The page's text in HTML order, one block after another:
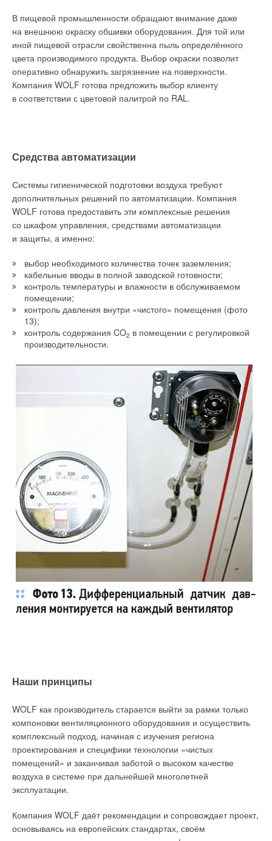
В пищевой промышленности обращают внимание даже
на внешнюю окраску обшивки оборудования. Для той или
иной пищевой отрасли свойственна пыль определённого
цвета производимого продукта. Выбор окраски позволит
оперативно обнаружить загрязнение на поверхности.
Компания WOLF готова предложить выбор клиенту
в соответствии с цветовой палитрой по RAL.
Средства автоматизации
Системы гигиенической подготовки воздуха требуют
дополнительных решений по автоматизации. Компания
WOLF готова предоставить эти комплексные решения
со шкафом управления, средствами автоматизации
и защиты, а именно:
выбор необходимого количества точек заземления;
кабельные вводы в полной заводской готовности;
контроль температуры и влажности в обслуживаемом
помещении;
контроль давления внутри «чистого» помещения (фото
13);
контроль содержания CO2 в помещении с регулировкой
производительности.
Наши принципы
WOLF как производитель старается выйти за рамки только
компоновки вентиляционного оборудования и осуществить
комплексный подход, начиная с изучения региона
проектирования и специфики технологии «чистых
помещений» и заканчивая заботой о высоком качестве
воздуха в системе при дальнейшей многолетней
эксплуатации.
Компания WOLF даёт рекомендации и сопровождает проект,
основываясь на европейских стандартах, своём